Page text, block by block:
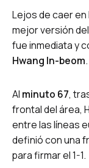
Lejos de caer
mejor versión
fue inmediata y
Hwang In-beom.
Al minuto 67,
frontal del área,
entre las líneas
definió con una
para firmar el 1-1.